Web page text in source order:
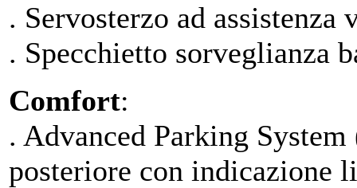
. Servosterzo ad
. Specchietto sorveglianza
Comfort:
. Advanced Parking
posteriore con indicazione